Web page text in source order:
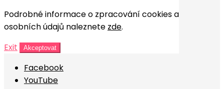
Podrobné informace o zpracování cookies a
osobních údajů naleznete zde.
Exit
Akceptovat
Facebook
YouTube